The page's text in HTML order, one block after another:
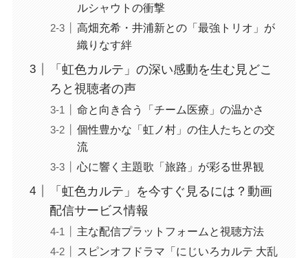
ルシャウトの衝撃
高畑充希・井浦新との「最強トリオ」が
織りなす絆
「虹色カルテ」の深い感動を生む見どこ
ろと視聴者の声
命と向き合う「チーム医療」の温かさ
個性豊かな「虹ノ村」の住人たちとの交
流
心に響く主題歌「旅路」が彩る世界観
「虹色カルテ」を今すぐ見るには？動画
配信サービス情報
主な配信プラットフォームと視聴方法
スピンオフドラマ「にじいろカルテ 大乱